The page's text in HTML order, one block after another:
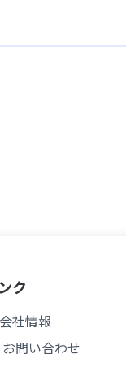
ク
会社情報
お問い合わせ